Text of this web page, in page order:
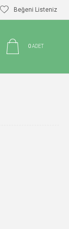
Beğeni Listeniz
0ADET